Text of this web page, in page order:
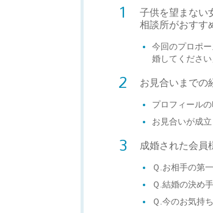
子供を望まない
相談所がおすす
今回のプロポ
婚してください
お見合いまでの
プロフィール
お見合いが成
成婚された会員
Ｑ.お相手の第
Ｑ.結婚の決め
Ｑ.今のお気持